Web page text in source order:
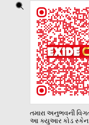
તમારા અનુભવની
આ ક્યુઆર કોડ સ્કેન